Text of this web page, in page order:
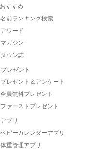
おすすめ
名前ランキング検索
アワード
マガジン
タウン誌
プレゼント
プレゼント＆アンケート
全員無料プレゼント
ファーストプレゼント
アプリ
ベビーカレンダーアプリ
体重管理アプリ